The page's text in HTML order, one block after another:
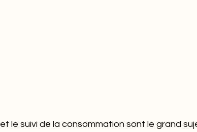
le suivi de la consommation sont le grand